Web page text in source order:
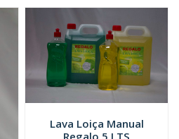
Lava Loiça Manual